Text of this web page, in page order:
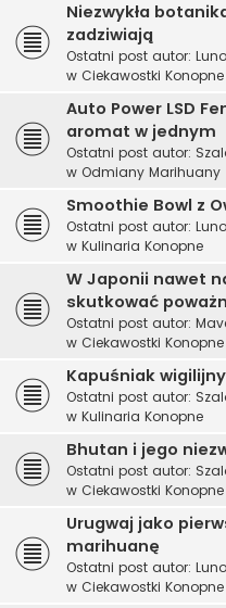
Niezwykła
zadziwiają
Ostatni post autor: Luno
w Ciekawostki Konopne
Auto Power LSD
aromat w jednym
Ostatni post autor:
w Odmiany Marihuany
Smoothie Bowl z
Ostatni post autor: Luno
w Kulinaria Konopne
W Japonii nawet
skutkować
Ostatni post autor:
w Ciekawostki Konopne
Kapuśniak
Ostatni post autor:
w Kulinaria Konopne
Bhutan i jego
Ostatni post autor:
w Ciekawostki Konopne
Urugwaj jako
marihuanę
Ostatni post autor: Luno
w Ciekawostki Konopne